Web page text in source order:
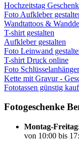
Hochzeitstag
Foto Aufkleber
Wandtattoos &
T-shirt gestalten
Aufkleber gestalten
Foto Leinwand
T-shirt Druck online
Foto Schlüsselanhänger
Kette mit Gravur -
Fototassen günstig
Fotogeschenke
Montag-
von 10:00 bis